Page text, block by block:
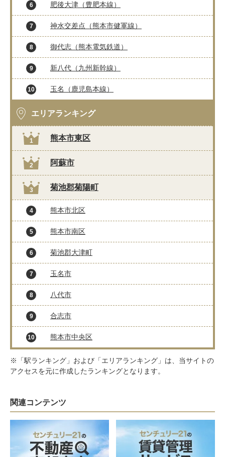
6 肥後大津（豊肥本線）
7 神水交差点（熊本市健軍線）
8 御代志（熊本電気鉄道）
9 新八代（九州新幹線）
10 玉名（鹿児島本線）
エリアランキング
1 熊本市東区
2 阿蘇市
3 菊池郡菊陽町
4 熊本市北区
5 熊本市南区
6 菊池郡大津町
7 玉名市
8 八代市
9 合志市
10 熊本市中央区
※「駅ランキング」および「エリアランキング」は、当サイトの
アクセスを元に作成したランキングとなります。
関連コンテンツ